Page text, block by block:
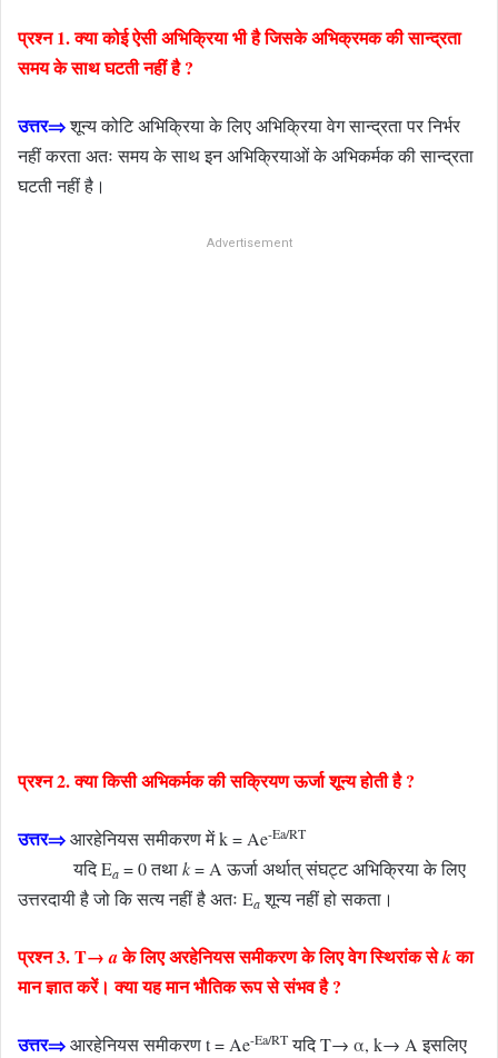
प्रश्न 1. क्या कोई ऐसी अभिक्रिया भी है जिसके अभिक्रमक की सान्द्रता
समय के साथ घटती नहीं है ?
उत्तर⇒शून्य कोटि अभिक्रिया के लिए अभिक्रिया वेग सान्द्रता पर निर्भर
नहीं करता अतः समय के साथ इन अभिक्रियाओं के अभिकर्मक की सान्द्रता
घटती नहीं है।
Advertisement
प्रश्न 2. क्या किसी अभिकर्मक की सक्रियण ऊर्जा शून्य होती है ?
उत्तर⇒आरहेनियस समीकरण में k = Ae-Ea/RT
यदि Ea = 0 तथाk= A ऊर्जा अर्थात् संघट्ट अभिक्रिया के लिए
उत्तरदायी है जो कि सत्य नहीं है अतः Eaशून्य नहीं हो सकता।
प्रश्न 3. T→aके लिए अरहेनियस समीकरण के लिए वेग स्थिरांक सेkका
मान ज्ञात करें। क्या यह मान भौतिक रूप सेसंभव है ?
उत्तर⇒आरहेनियस समीकरण t = Ae-Ea/RTयदि T→ α, k→ A इसलिए